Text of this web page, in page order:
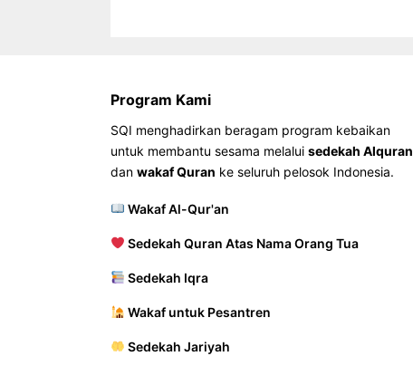
Program Kami
SQI menghadirkan beragam program kebaikan
untuk membantu sesama melalui sedekah Alquran
dan wakaf Quran ke seluruh pelosok Indonesia.
Wakaf Al-Qur'an
Sedekah Quran Atas Nama Orang Tua
Sedekah Iqra
Wakaf untuk Pesantren
Sedekah Jariyah